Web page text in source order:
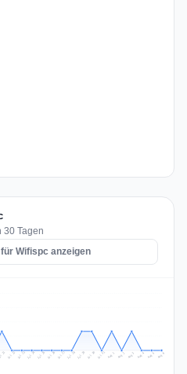
30 Tagen
Wifispc anzeigen
21 Jul 22 Jul 23 Jul 24 Jul 25 Jul 26 Jul 27 Jul 28 Jul 29 Jul 30 Jul 31 Aug 1 Aug 2 Aug 3 Aug 4 Aug 5 Aug 6